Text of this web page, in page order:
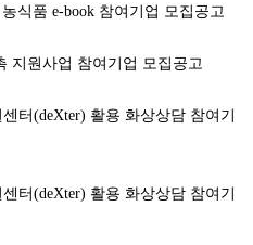
식품 e-book 참여기업 모집공고
지원사업 참여기업 모집공고
터(deXter) 활용 화상상담 참여기
터(deXter) 활용 화상상담 참여기